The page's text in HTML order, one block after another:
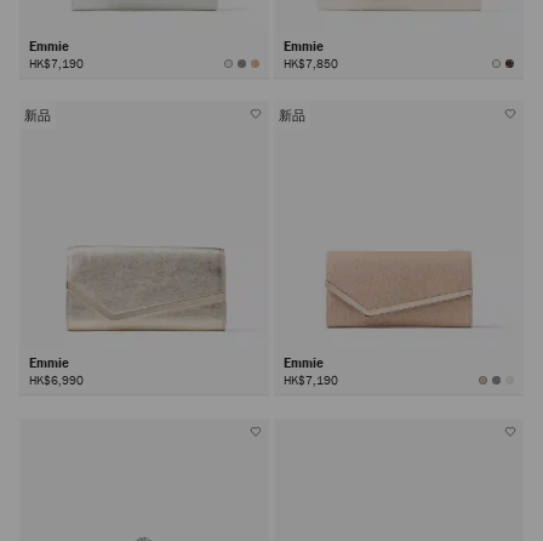
Emmie
HK$7,190
Emmie
HK$7,850
新品
Emmie
HK$6,990
新品
Emmie
HK$7,190